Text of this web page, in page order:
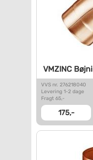
VMZINC
VVS nr. 276218040
Levering 1-2 dage
Fragt 65,-
175,-